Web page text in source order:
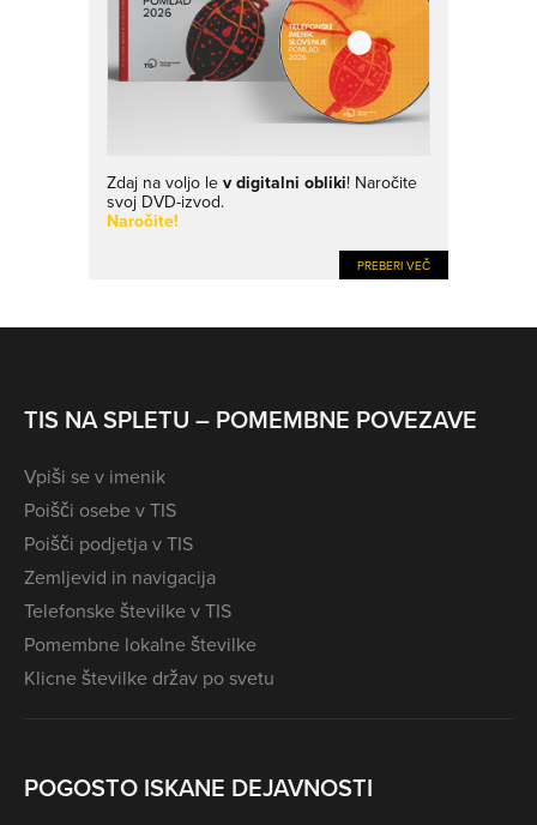
Zdaj na voljo le v digitalni obliki! Naročite
svoj DVD-izvod.
Naročite!
PREBERI VEČ
TIS NA SPLETU – POMEMBNE POVEZAVE
Vpiši se v imenik
Poišči osebe v TIS
Poišči podjetja v TIS
Zemljevid in navigacija
Telefonske številke v TIS
Pomembne lokalne številke
Klicne številke držav po svetu
POGOSTO ISKANE DEJAVNOSTI